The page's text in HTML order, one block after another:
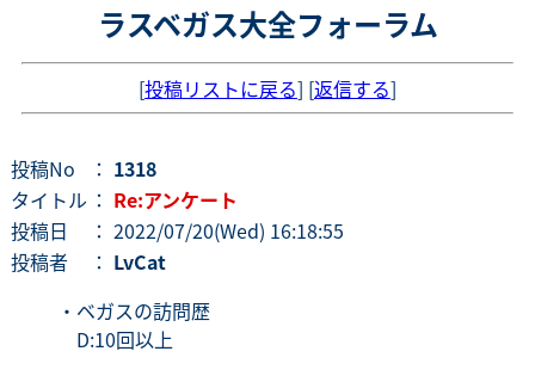
ラスベガス大全フォーラム
[投稿リストに戻る] [返信する]
投稿No ： 1318
タイトル ： Re:アンケート
投稿日
： 2022/07/20(Wed) 16:18:55
投稿者
： LvCat
・ベガスの訪問歴
D:10回以上